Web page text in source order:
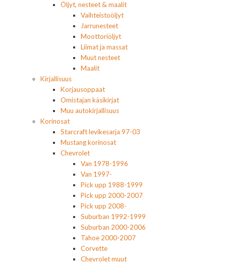
Öljyt, nesteet & maalit
Vaihteistoöljyt
Jarrunesteet
Moottoriöljyt
Liimat ja massat
Muut nesteet
Maalit
Kirjallisuus
Korjausoppaat
Omistajan käsikirjat
Muu autokirjallisuus
Korinosat
Starcraft levikesarja 97-03
Mustang korinosat
Chevrolet
Van 1978-1996
Van 1997-
Pick upp 1988-1999
Pick upp 2000-2007
Pick upp 2008-
Suburban 1992-1999
Suburban 2000-2006
Tahoe 2000-2007
Corvette
Chevrolet muut